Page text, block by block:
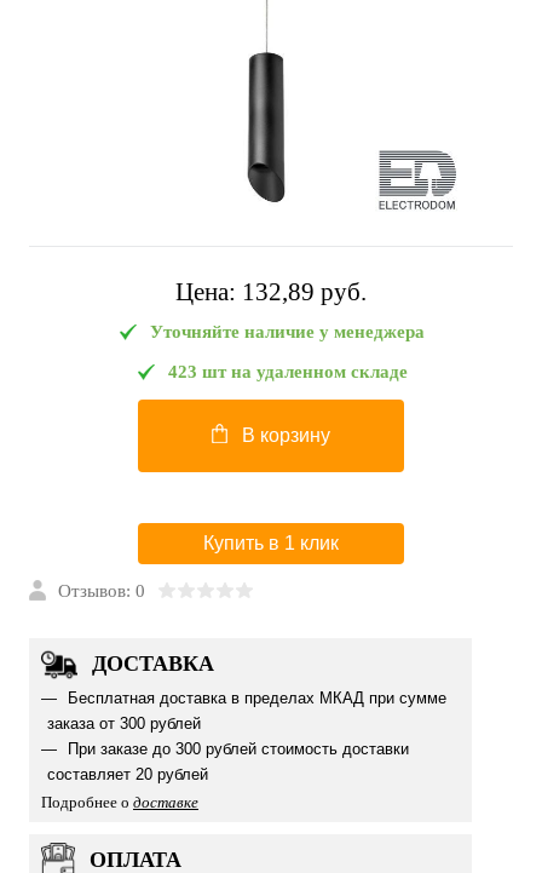
Цена: 132,89 pуб.
Уточняйте наличие у менеджера
423 шт на удаленном складе
В корзину
Купить в 1 клик
Отзывов: 0
ДОСТАВКА
Бесплатная доставка в пределах МКАД при сумме
заказа от 300 рублей
При заказе до 300 рублей стоимость доставки
составляет 20 рублей
Подробнее о доставке
ОПЛАТА